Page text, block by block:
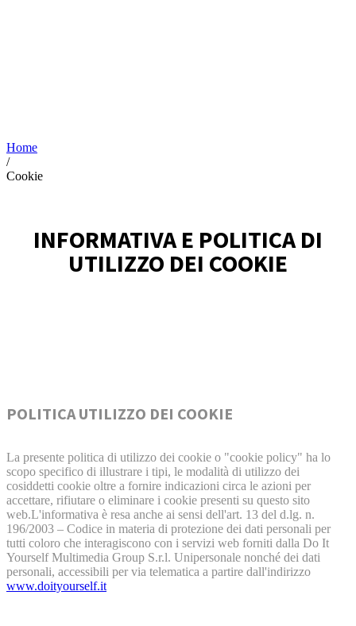
Home
/
Cookie
INFORMATIVA E POLITICA DI
UTILIZZO DEI COOKIE
POLITICA UTILIZZO DEI COOKIE
La presente politica di utilizzo dei cookie o "cookie policy" ha lo
scopo specifico di illustrare i tipi, le modalità di utilizzo dei
cosiddetti cookie oltre a fornire indicazioni circa le azioni per
accettare, rifiutare o eliminare i cookie presenti su questo sito
web.L'informativa è resa anche ai sensi dell'art. 13 del d.lg. n.
196/2003 – Codice in materia di protezione dei dati personali per
tutti coloro che interagiscono con i servizi web forniti dalla Do It
Yourself Multimedia Group S.r.l. Unipersonale nonché dei dati
personali, accessibili per via telematica a partire dall'indirizzo
www.doityourself.it